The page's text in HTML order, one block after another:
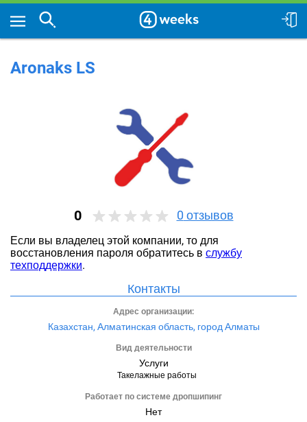
Aronaks LS
0 0 отзывов
Если вы владелец этой компании, то для
восстановления пароля обратитесь в службу
техподдержки.
Контакты
Адрес организации:
Казахстан, Алматинская область, город Алматы
Вид деятельности
Услуги
Такелажные работы
Работает по системе дропшипинг
Нет